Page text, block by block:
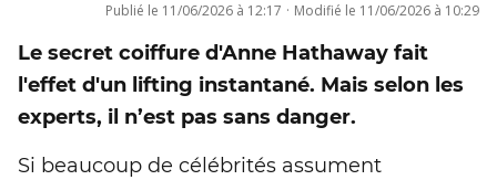
Publié le 11/06/2026 à 12:17 · Modifié le 11/06/2026 à 10:29
Le secret coiffure d'Anne Hathaway fait
l'effet d'un lifting instantané. Mais selon les
experts, il n’est pas sans danger.
Si beaucoup de célébrités assument